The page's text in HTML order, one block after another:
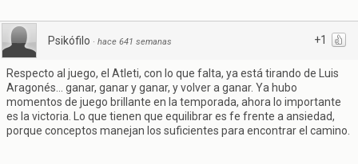
+1
Psikófilo · hace 641 semanas
Respecto al juego, el Atleti, con lo que falta, ya está tirando de Luis
Aragonés... ganar, ganar y ganar, y volver a ganar. Ya hubo
momentos de juego brillante en la temporada, ahora lo importante
es la victoria. Lo que tienen que equilibrar es fe frente a ansiedad,
porque conceptos manejan los suficientes para encontrar el camino.